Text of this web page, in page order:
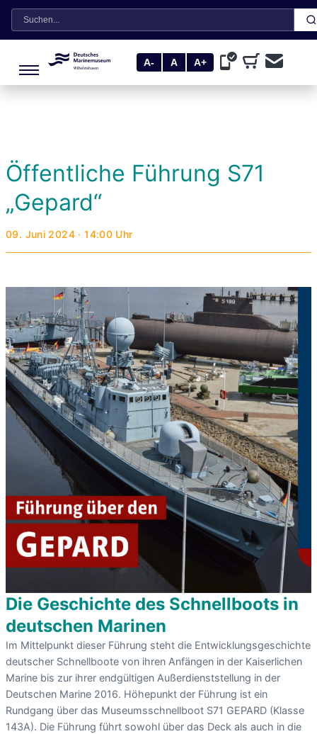
Suche
A- A A+
Öffentliche Führung S71
„Gepard“
09. Juni 2024 · 14:00 Uhr
Die Geschichte des Schnellboots in
deutschen Marinen
Im Mittelpunkt dieser Führung steht die Entwicklungsgeschichte
deutscher Schnellboote von ihren Anfängen in der Kaiserlichen
Marine bis zur ihrer endgültigen Außerdienststellung in der
Deutschen Marine 2016. Höhepunkt der Führung ist ein
Rundgang über das Museumsschnellboot S71 GEPARD (Klasse
143A). Die Führung führt sowohl über das Deck als auch in die